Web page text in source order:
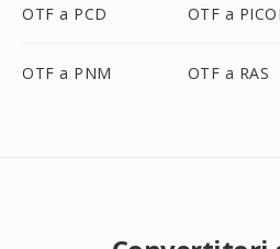
OTF a PCD OTF a
OTF a PNM OTF a RAS